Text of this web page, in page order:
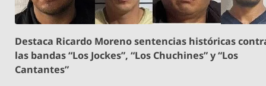
Destaca Ricardo Moreno sentencias históricas
las bandas “Los Jockes”, “Los Chuchines” y “Los
Cantantes”